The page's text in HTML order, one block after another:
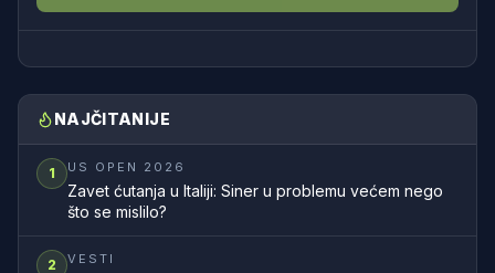
NAJČITANIJE
1 US OPEN 2026
Zavet ćutanja u Italiji: Siner u problemu većem nego
što se mislilo?
2 VESTI